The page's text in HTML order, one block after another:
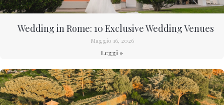
Wedding in Rome: 10 Exclusive Wedding Venues
Maggio 16, 2026
Leggi »